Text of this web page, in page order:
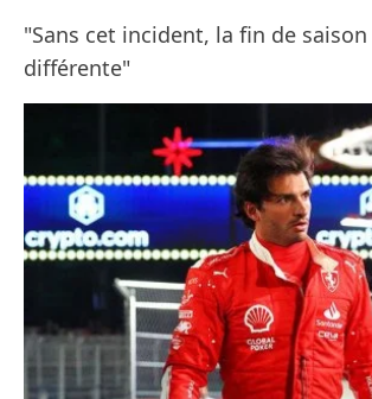
"Sans cet incident, la fin de
différente"